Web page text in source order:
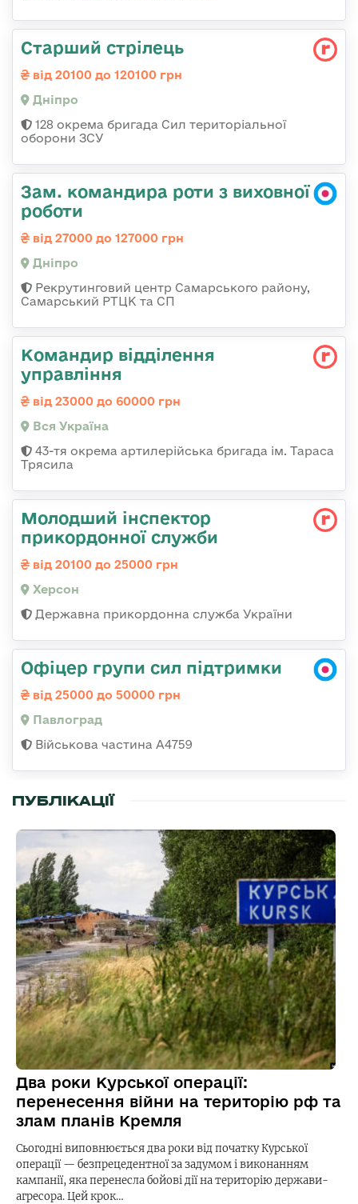
Старший стрілець
від 20100 до 120100 грн
Дніпро
128 окрема бригада Сил територіальної
оборони ЗСУ
Зам. командира роти з виховної
роботи
від 27000 до 127000 грн
Дніпро
Рекрутинговий центр Самарського району,
Самарський РТЦК та СП
Командир відділення
управління
від 23000 до 60000 грн
Вся Україна
43-тя окрема артилерійська бригада ім. Тараса
Трясила
Молодший інспектор
прикордонної служби
від 20100 до 25000 грн
Херсон
Державна прикордонна служба України
Офіцер групи сил підтримки
від 25000 до 50000 грн
Павлоград
Військова частина А4759
ПУБЛІКАЦІЇ
Два роки Курської операції:
перенесення війни на територію рф та
злам планів Кремля
Сьогодні виповнюється два роки від початку Курської
операції — безпрецедентної за задумом і виконанням
кампанії, яка перенесла бойові дії на територію держави-
агресора. Цей крок…